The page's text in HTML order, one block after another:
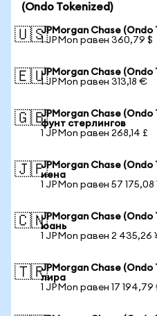
(Ondo Tokenized)
🇺🇸JPMorgan Chase
1 JPMon равен 360,79 $
🇪🇺JPMorgan Chase (Ondo
1 JPMon равен 313,18 €
🇬🇧JPMorgan Chase (Ondo
фунт стерлингов
1 JPMon равен 268,14 £
🇯🇵JPMorgan Chase (Ondo
иена
1 JPMon равен 57 175,08
🇨🇳JPMorgan Chase
юань
1 JPMon равен 2 435,26
🇹🇷JPMorgan Chase (Ondo
лира
1 JPMon равен 17 194,79